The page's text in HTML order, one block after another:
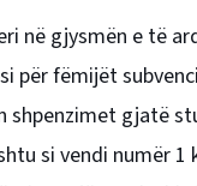
në gjysmën e të
për fëmijët
shpenzimet gjatë
si vendi numër